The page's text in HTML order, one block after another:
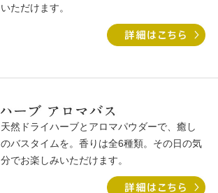
いただけます。
天然ドライハーブとアロマパウダーで、癒し
のバスタイムを。⾹りは全6種類。その⽇の気
分でお楽しみいただけます。